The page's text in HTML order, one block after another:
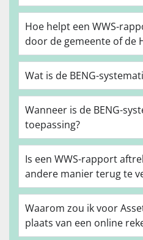
Hoe helpt een WWS-
door de gemeente of de
Wat is de BENG-
Wanneer is de BENG-
toepassing?
Is een WWS-rapport
andere manier terug te
Waarom zou ik voor
plaats van een online